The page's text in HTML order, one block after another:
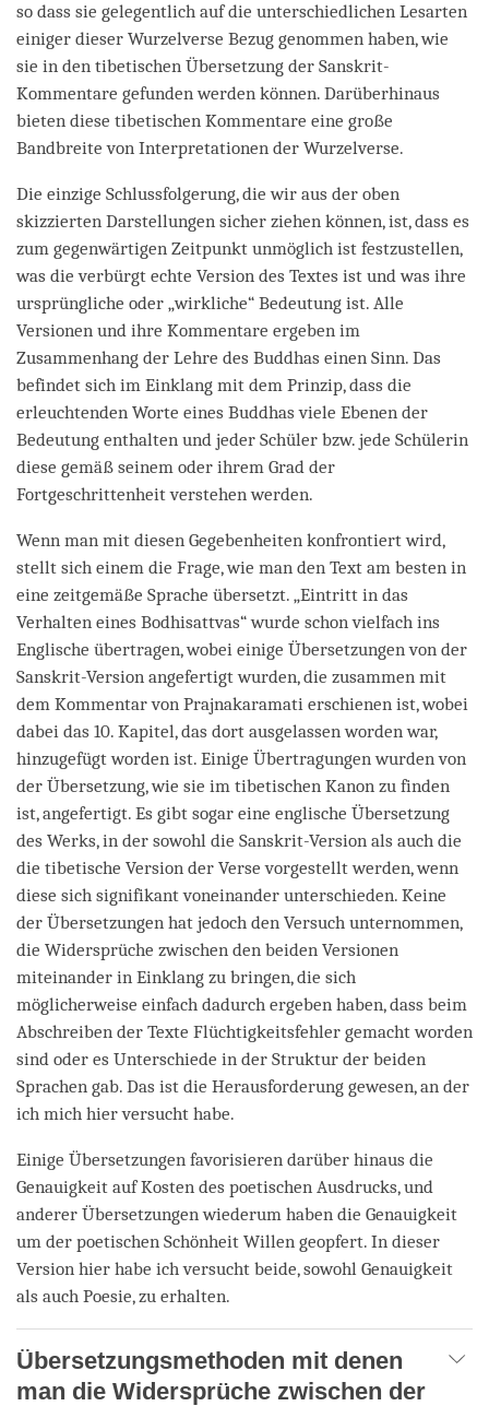
so dass sie gelegentlich auf die unterschiedlichen Lesarten
einiger dieser Wurzelverse Bezug genommen haben, wie
sie in den tibetischen Übersetzung der Sanskrit-
Kommentare gefunden werden können. Darüberhinaus
bieten diese tibetischen Kommentare eine große
Bandbreite von Interpretationen der Wurzelverse.
Die einzige Schlussfolgerung, die wir aus der oben
skizzierten Darstellungen sicher ziehen können, ist, dass es
zum gegenwärtigen Zeitpunkt unmöglich ist festzustellen,
was die verbürgt echte Version des Textes ist und was ihre
ursprüngliche oder „wirkliche“ Bedeutung ist. Alle
Versionen und ihre Kommentare ergeben im
Zusammenhang der Lehre des Buddhas einen Sinn. Das
befindet sich im Einklang mit dem Prinzip, dass die
erleuchtenden Worte eines Buddhas viele Ebenen der
Bedeutung enthalten und jeder Schüler bzw. jede Schülerin
diese gemäß seinem oder ihrem Grad der
Fortgeschrittenheit verstehen werden.
Wenn man mit diesen Gegebenheiten konfrontiert wird,
stellt sich einem die Frage, wie man den Text am besten in
eine zeitgemäße Sprache übersetzt. „Eintritt in das
Verhalten eines Bodhisattvas“ wurde schon vielfach ins
Englische übertragen, wobei einige Übersetzungen von der
Sanskrit-Version angefertigt wurden, die zusammen mit
dem Kommentar von Prajnakaramati erschienen ist, wobei
dabei das 10. Kapitel, das dort ausgelassen worden war,
hinzugefügt worden ist. Einige Übertragungen wurden von
der Übersetzung, wie sie im tibetischen Kanon zu finden
ist, angefertigt. Es gibt sogar eine englische Übersetzung
des Werks, in der sowohl die Sanskrit-Version als auch die
die tibetische Version der Verse vorgestellt werden, wenn
diese sich signifikant voneinander unterschieden. Keine
der Übersetzungen hat jedoch den Versuch unternommen,
die Widersprüche zwischen den beiden Versionen
miteinander in Einklang zu bringen, die sich
möglicherweise einfach dadurch ergeben haben, dass beim
Abschreiben der Texte Flüchtigkeitsfehler gemacht worden
sind oder es Unterschiede in der Struktur der beiden
Sprachen gab. Das ist die Herausforderung gewesen, an der
ich mich hier versucht habe.
Einige Übersetzungen favorisieren darüber hinaus die
Genauigkeit auf Kosten des poetischen Ausdrucks, und
anderer Übersetzungen wiederum haben die Genauigkeit
um der poetischen Schönheit Willen geopfert. In dieser
Version hier habe ich versucht beide, sowohl Genauigkeit
als auch Poesie, zu erhalten.
Übersetzungsmethoden mit denen
man die Widersprüche zwischen der